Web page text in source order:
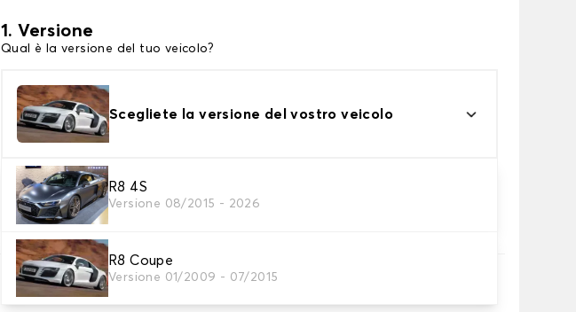
1. Versione
Qual è la versione del tuo veicolo?
Scegliete la versione del vostro veicolo
R8 4S
Versione 08/2015 - 2026
R8 Coupe
Versione 01/2009 - 07/2015
2. Finitura a calza
Scegli le calze da neve adatte alle tue necessità
3. Dimensioni
Inserire le dimensioni del pneumatico